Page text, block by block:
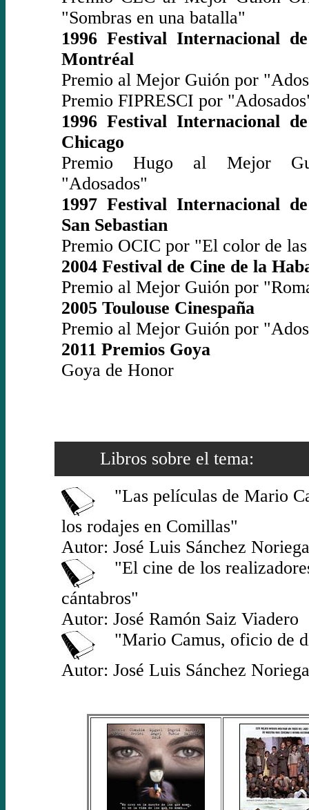
"Sombras en una batalla"
1996 Festival Internacional
Montréal
Premio al Mejor Guión por
Premio FIPRESCI por
1996 Festival Internacional
Chicago
Premio Hugo al Mejor
"Adosados"
1997 Festival Internacional
San Sebastian
Premio OCIC por "El color de
2004 Festival de Cine de la
Premio al Mejor Guión por
2005 Toulouse Cinespaña
Premio al Mejor Guión por
2011 Premios Goya
Goya de Honor
Libros sobre el tema:
"Las películas de Mario
los rodajes en Comillas"
Autor: José Luis Sánchez Noriega
"El cine de los
cántabros"
Autor: José Ramón Saiz Viadero
"Mario Camus, oficio de
Autor: José Luis Sánchez Noriega